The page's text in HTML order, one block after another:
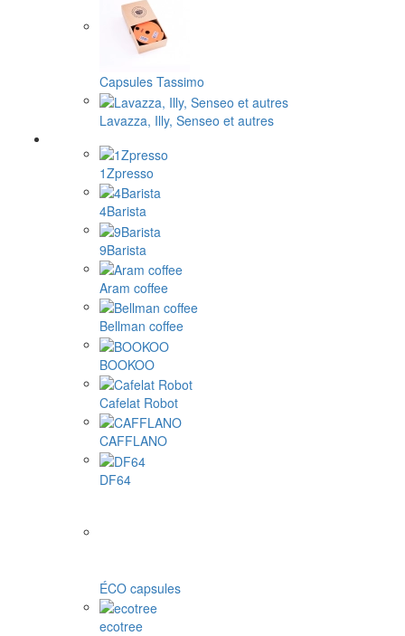
Capsules Tassimo
Lavazza, Illy, Senseo et autres
1Zpresso
4Barista
9Barista
Aram coffee
Bellman coffee
BOOKOO
Cafelat Robot
CAFFLANO
DF64
ÉCO capsules
ecotree